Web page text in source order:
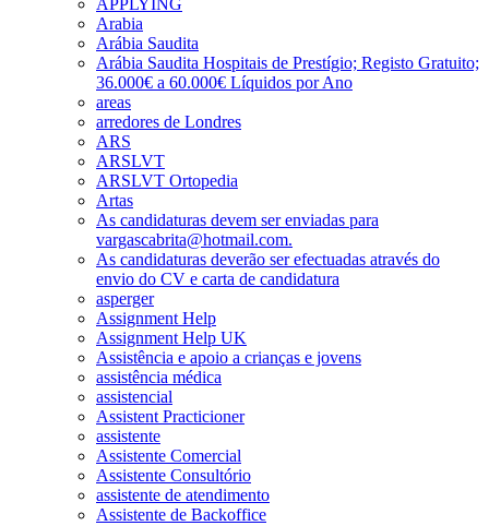
Arabia
Arábia Saudita
Arábia Saudita Hospitais de Prestígio; Registo Gratuito;
36.000€ a 60.000€ Líquidos por Ano
areas
arredores de Londres
ARS
ARSLVT
ARSLVT Ortopedia
Artas
As candidaturas devem ser enviadas para
vargascabrita@hotmail.com.
As candidaturas deverão ser efectuadas através do
envio do CV e carta de candidatura
asperger
Assignment Help
Assignment Help UK
Assistência e apoio a crianças e jovens
assistência médica
assistencial
Assistent Practicioner
assistente
Assistente Comercial
Assistente Consultório
assistente de atendimento
Assistente de Backoffice